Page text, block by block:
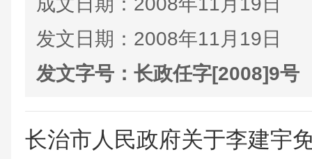
发文日期： 2008年11月19日
发文字号： 长政任字[2008]9号
长治市人民政府关于李建宇